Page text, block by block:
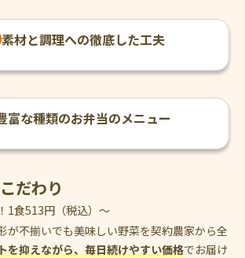
素材と調理への徹底した工夫
富な種類のお弁当のメニュー
だわり
1食513円 （税込）〜
が不揃いでも美味しい野菜を契約農家から全
を抑えながら、毎日続けやすい価格でお届け